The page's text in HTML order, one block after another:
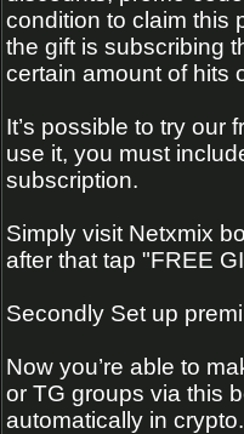
condition to claim this
the gift is subscribing
certain amount of hits
It’s possible to try our
use it, you must
subscription.
Simply visit Netxmix
after that tap "FREE
Secondly Set up
Now you’re able to
or TG groups via this
automatically in crypto.